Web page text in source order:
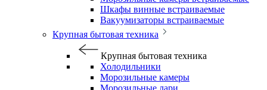
Шкафы винные встраиваемые
Вакуумизаторы встраиваемые
Крупная бытовая техника
Крупная бытовая техника
Холодильники
Морозильные камеры
Морозильные лари